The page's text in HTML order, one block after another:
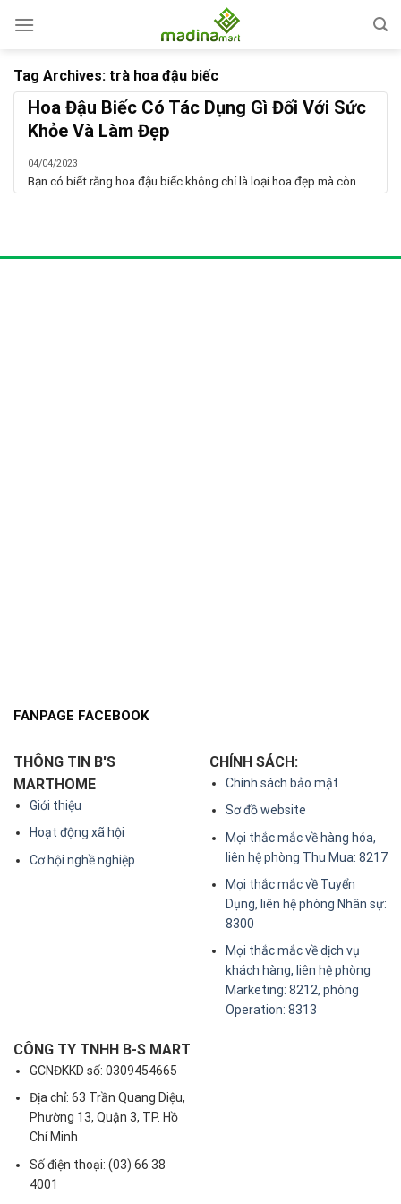
Tag Archives: trà hoa đậu biếc
Hoa Đậu Biếc Có Tác Dụng Gì Đối Với Sức
Khỏe Và Làm Đẹp
04/04/2023
Bạn có biết rằng hoa đậu biếc không chỉ là loại hoa đẹp mà còn ...
FANPAGE FACEBOOK
THÔNG TIN B'S
MARTHOME
Giới thiệu
Hoạt động xã hội
Cơ hội nghề nghiệp
CHÍNH SÁCH:
Chính sách bảo mật
Sơ đồ website
Mọi thắc mắc về hàng hóa,
liên hệ phòng Thu Mua: 8217
Mọi thắc mắc về Tuyển
Dụng, liên hệ phòng Nhân sự:
8300
Mọi thắc mắc về dịch vụ
khách hàng, liên hệ phòng
Marketing: 8212, phòng
Operation: 8313
CÔNG TY TNHH B-S MART
GCNĐKKD số: 0309454665
Địa chỉ: 63 Trần Quang Diệu,
Phường 13, Quận 3, TP. Hồ
Chí Minh
Số điện thoại: (03) 66 38
4001